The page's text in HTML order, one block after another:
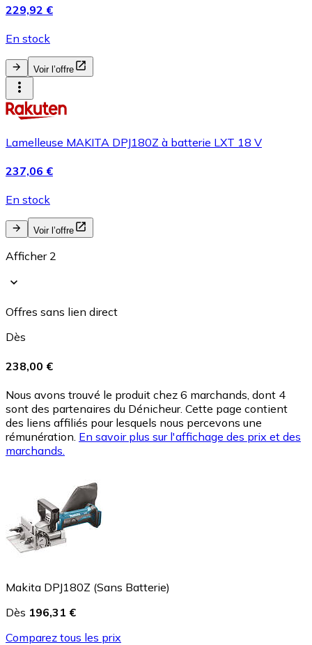
229,92 €
En stock
Voir l’offre
Lamelleuse MAKITA DPJ180Z à batterie LXT 18 V
237,06 €
En stock
Voir l’offre
Afficher 2
Offres sans lien direct
Dès
238,00 €
Nous avons trouvé le produit chez 6 marchands, dont 4
sont des partenaires du Dénicheur. Cette page contient
des liens affiliés pour lesquels nous percevons une
rémunération. En savoir plus sur l'affichage des prix et des
marchands.
Makita DPJ180Z (Sans Batterie)
Dès 196,31 €
Comparez tous les prix